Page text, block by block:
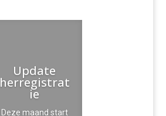
Update
herregistrat
ie
Deze maand start